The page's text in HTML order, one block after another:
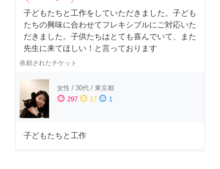
子どもたちと工作をしていただきました。子ども
たちの興味に合わせてフレキシブルにご対応いた
だきました。子供たちはとても喜んでいて、また
先生に来てほしい！と言っております
依頼されたチケット
女性 / 30代 / 東京都
sentiment_satisfied 297 sentiment_neutral 17 sentiment_dissatisfied 1
子どもたちと工作